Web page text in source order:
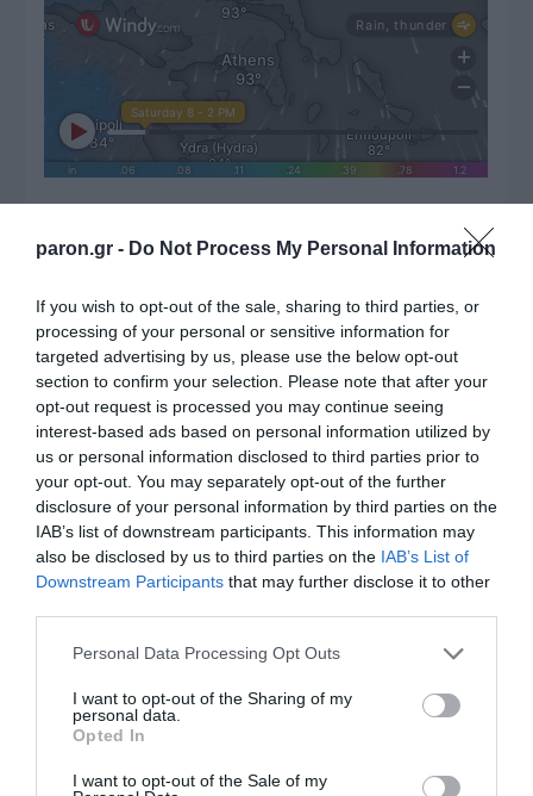
paron.gr - Do Not Process My Personal Information
If you wish to opt-out of the sale, sharing to third parties, or
processing of your personal or sensitive information for
targeted advertising by us, please use the below opt-out
section to confirm your selection. Please note that after your
opt-out request is processed you may continue seeing
interest-based ads based on personal information utilized by
us or personal information disclosed to third parties prior to
your opt-out. You may separately opt-out of the further
disclosure of your personal information by third parties on the
IAB’s list of downstream participants. This information may
also be disclosed by us to third parties on the IAB’s List of
Downstream Participants that may further disclose it to other
Please note that this website/app uses one or more Google
not limited to your visit or usage behaviour. You may click to
grant or deny consent to Google and its third-party tags to
use your data for below specified purposes in below Google
consent section.
Personal Data Processing Opt Outs
I want to opt-out of the Sharing of my
personal data.
Opted In
I want to opt-out of the Sale of my
Αύγουστος με δυνατούς βοριάδες και σταδιακή
άνοδο της θερμοκρασίας
Ορθόδοξοι υπάρχουν και στα Βαλκάνια, κύριοι του
ΥΠΕΞ!
Το φαρμακείο των διακοπών: Ο πλήρης οδηγός για
ασφαλείς εξορμήσεις και τα απαραίτητα Πρώτων
Βοηθειών
Προβληματισμός για την εξωτερική πολιτική
Ήλιος και μάτια: Ο αόρατος κίνδυνος του
ΤΟ ΒΙΒΛΙΟ ΣΤΟ “Π”